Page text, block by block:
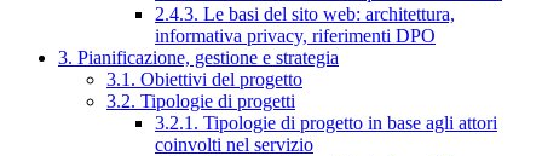
2.4.3. Le basi del sito web: architettura,
informativa privacy, riferimenti DPO
3. Pianificazione, gestione e strategia
3.1. Obiettivi del progetto
3.2. Tipologie di progetti
3.2.1. Tipologie di progetto in base agli attori
coinvolti nel servizio